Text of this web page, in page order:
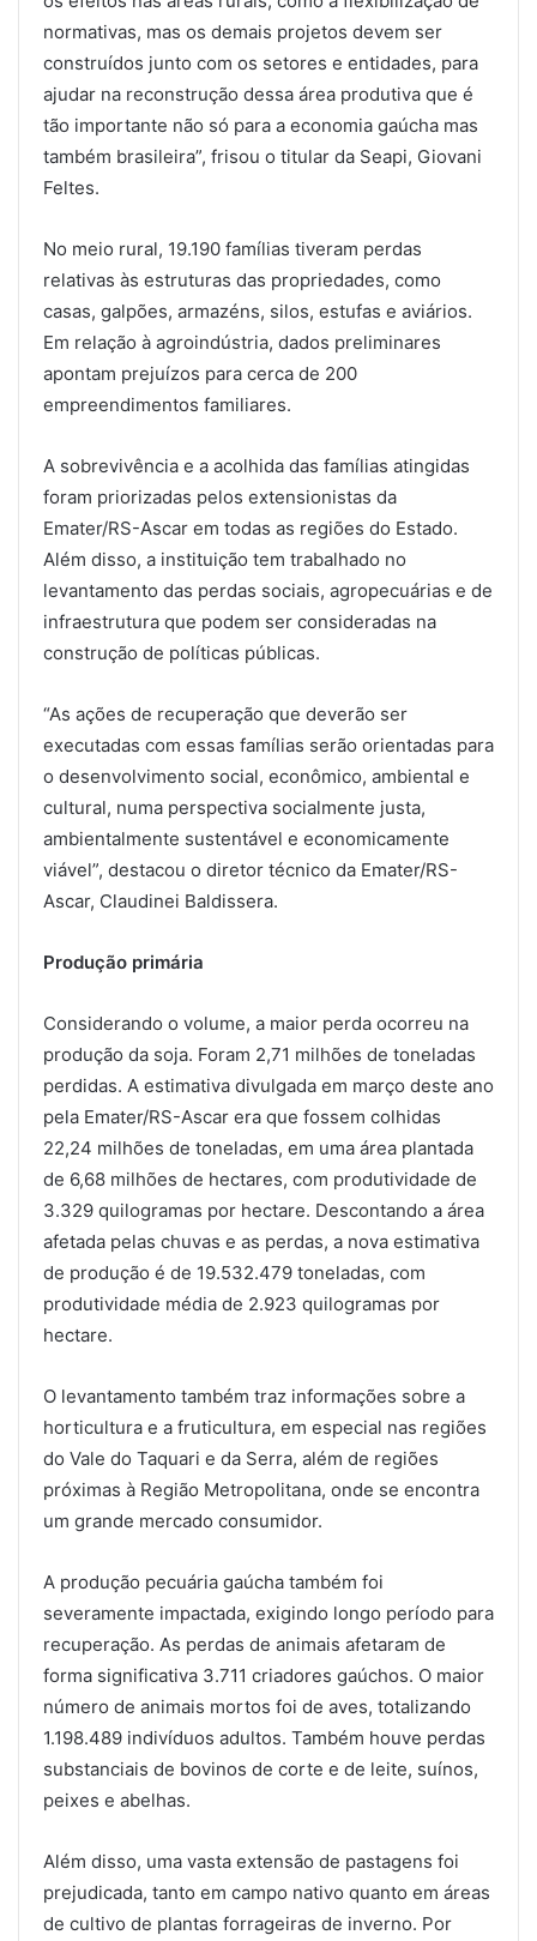
normativas, mas os demais projetos devem ser
construídos junto com os setores e entidades, para
ajudar na reconstrução dessa área produtiva que é
tão importante não só para a economia gaúcha mas
também brasileira”, frisou o titular da Seapi, Giovani
Feltes.
No meio rural, 19.190 famílias tiveram perdas
relativas às estruturas das propriedades, como
casas, galpões, armazéns, silos, estufas e aviários.
Em relação à agroindústria, dados preliminares
apontam prejuízos para cerca de 200
empreendimentos familiares.
A sobrevivência e a acolhida das famílias atingidas
foram priorizadas pelos extensionistas da
Emater/RS-Ascar em todas as regiões do Estado.
Além disso, a instituição tem trabalhado no
levantamento das perdas sociais, agropecuárias e de
infraestrutura que podem ser consideradas na
construção de políticas públicas.
“As ações de recuperação que deverão ser
executadas com essas famílias serão orientadas para
o desenvolvimento social, econômico, ambiental e
cultural, numa perspectiva socialmente justa,
ambientalmente sustentável e economicamente
viável”, destacou o diretor técnico da Emater/RS-
Ascar, Claudinei Baldissera.
Produção primária
Considerando o volume, a maior perda ocorreu na
produção da soja. Foram 2,71 milhões de toneladas
perdidas. A estimativa divulgada em março deste ano
pela Emater/RS-Ascar era que fossem colhidas
22,24 milhões de toneladas, em uma área plantada
de 6,68 milhões de hectares, com produtividade de
3.329 quilogramas por hectare. Descontando a área
afetada pelas chuvas e as perdas, a nova estimativa
de produção é de 19.532.479 toneladas, com
produtividade média de 2.923 quilogramas por
hectare.
O levantamento também traz informações sobre a
horticultura e a fruticultura, em especial nas regiões
do Vale do Taquari e da Serra, além de regiões
próximas à Região Metropolitana, onde se encontra
um grande mercado consumidor.
A produção pecuária gaúcha também foi
severamente impactada, exigindo longo período para
recuperação. As perdas de animais afetaram de
forma significativa 3.711 criadores gaúchos. O maior
número de animais mortos foi de aves, totalizando
1.198.489 indivíduos adultos. Também houve perdas
substanciais de bovinos de corte e de leite, suínos,
peixes e abelhas.
Além disso, uma vasta extensão de pastagens foi
prejudicada, tanto em campo nativo quanto em áreas
de cultivo de plantas forrageiras de inverno. Por